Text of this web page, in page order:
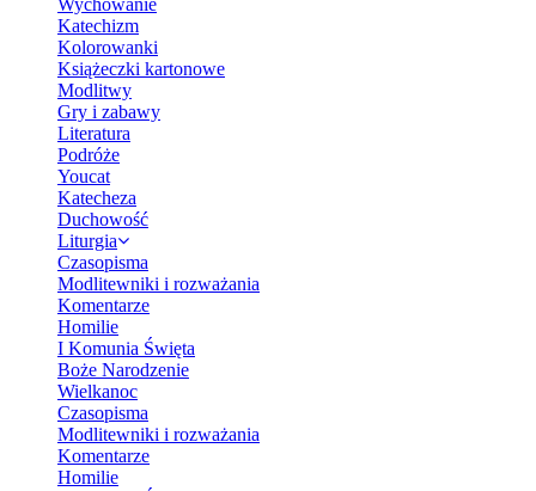
Wychowanie
Katechizm
Kolorowanki
Książeczki kartonowe
Modlitwy
Gry i zabawy
Literatura
Podróże
Youcat
Katecheza
Duchowość
Liturgia
Czasopisma
Modlitewniki i rozważania
Komentarze
Homilie
I Komunia Święta
Boże Narodzenie
Wielkanoc
Czasopisma
Modlitewniki i rozważania
Komentarze
Homilie